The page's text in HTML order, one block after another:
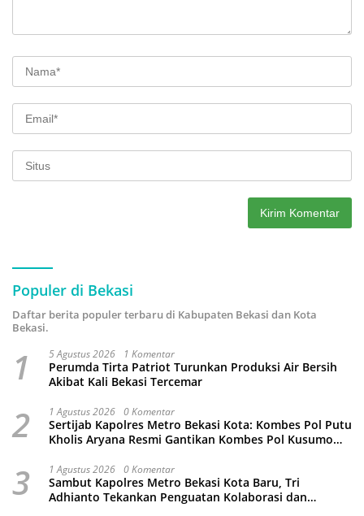
Populer di Bekasi
Daftar berita populer terbaru di Kabupaten Bekasi dan Kota
Bekasi.
1 5 Agustus 2026 1 Komentar
Perumda Tirta Patriot Turunkan Produksi Air Bersih
Akibat Kali Bekasi Tercemar
2 1 Agustus 2026 0 Komentar
Sertijab Kapolres Metro Bekasi Kota: Kombes Pol Putu
Kholis Aryana Resmi Gantikan Kombes Pol Kusumo
3 1 Agustus 2026 0 Komentar
Sambut Kapolres Metro Bekasi Kota Baru, Tri
Adhianto Tekankan Penguatan Kolaborasi dan